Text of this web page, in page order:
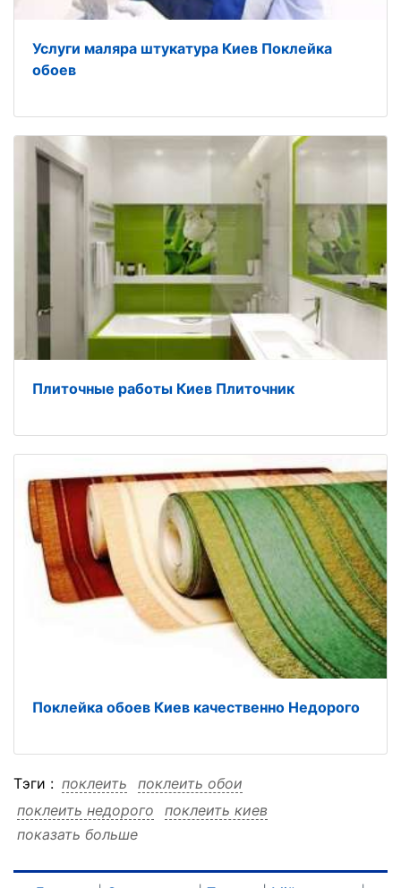
Услуги маляра штукатура Киев Поклейка
обоев
Плиточные работы Киев Плиточник
Поклейка обоев Киев качественно Недорого
Тэги : поклеить
поклеить обои
поклеить недорого
поклеить киев
поклеить киев обои
показать больше